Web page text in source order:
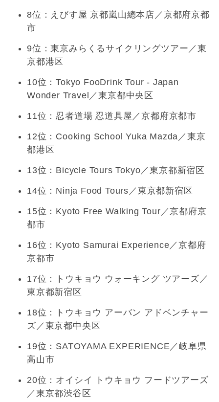
8位：えびす屋 京都嵐山總本店／京都府京都
市
9位：東京みらくるサイクリングツアー／東
京都港区
10位：Tokyo FooDrink Tour - Japan
Wonder Travel／東京都中央区
11位：忍者道場 忍道具屋／京都府京都市
12位：Cooking School Yuka Mazda／東京
都港区
13位：Bicycle Tours Tokyo／東京都新宿区
14位：Ninja Food Tours／東京都新宿区
15位：Kyoto Free Walking Tour／京都府京
都市
16位：Kyoto Samurai Experience／京都府
京都市
17位：トウキョウ ウォーキング ツアーズ／
東京都新宿区
18位：トウキョウ アーバン アドベンチャー
ズ／東京都中央区
19位：SATOYAMA EXPERIENCE／岐阜県
高山市
20位：オイシイ トウキョウ フードツアーズ
／東京都渋谷区